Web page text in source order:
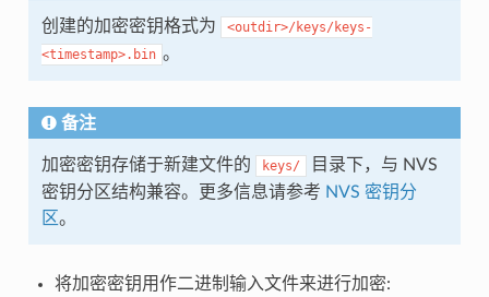
创建的加密密钥格式为
<outdir>/keys/keys-
<timestamp>.bin 。
备注
加密密钥存储于新建文件的 keys/
目录下，与 NVS
密钥分区结构兼容。更多信息请参考 NVS 密钥分
区。
将加密密钥用作二进制输入文件来进行加密: